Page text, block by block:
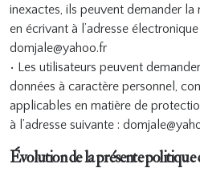
inexactes, ils peuvent demander la
en écrivant à l’adresse
domjale@yahoo.fr
• Les utilisateurs peuvent
données à caractère personnel,
applicables en matière de
à l’adresse suivante :
Évolution de la présente politique